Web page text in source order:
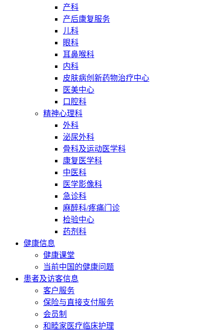
产科
产后康复服务
儿科
眼科
耳鼻喉科
内科
皮肤病创新药物治疗中心
医美中心
口腔科
精神心理科
外科
泌尿外科
骨科及运动医学科
康复医学科
中医科
医学影像科
急诊科
麻醉科/疼痛门诊
检验中心
药剂科
健康信息
健康课堂
当前中国的健康问题
患者及访客信息
客户服务
保险与直接支付服务
会员制
和睦家医疗临床护理